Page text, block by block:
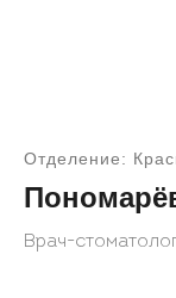
Отделение:
Врач-